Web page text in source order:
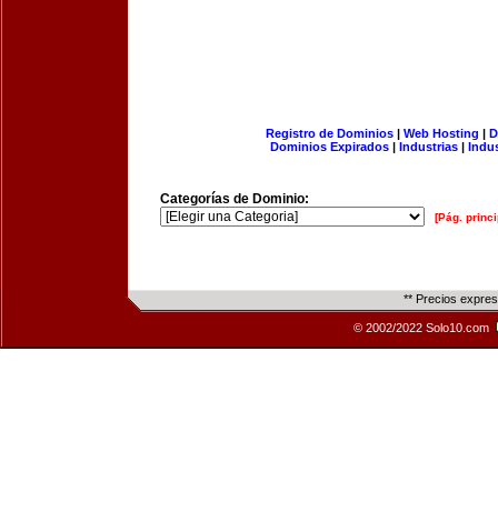
Registro de Dominios| Web Hosting |
Dominios Expirados | Industrias |
Categorías de Dominio:
[Pág.
** Precios
© 2002/2022 Solo10.com